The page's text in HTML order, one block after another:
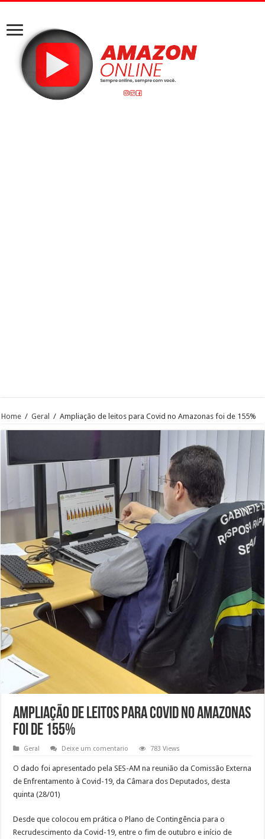
Home / Geral / Ampliação de leitos para Covid no Amazonas foi de 155%
Ampliação de leitos para Covid no Amazonas
foi de 155%
Geral Deixe um comentario 783 Views
O dado foi apresentado pela SES-AM na reunião da Comissão Externa
de Enfrentamento à Covid-19, da Câmara dos Deputados, desta
quinta (28/01)
Desde que colocou em prática o Plano de Contingência para o
Recrudescimento da Covid-19, entre o fim de outubro e início de